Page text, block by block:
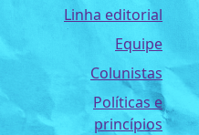
Linha editorial
Equipe
Colunistas
Políticas e
princípios